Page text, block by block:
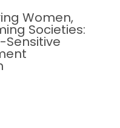
Women,
Societies:
Sensitive